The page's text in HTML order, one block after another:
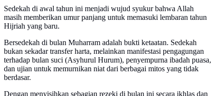
Sedekah di awal tahun ini menjadi wujud syukur bahwa Allah
masih memberikan umur panjang untuk memasuki lembaran tahun
Hijriah yang baru.
Bersedekah di bulan Muharram adalah bukti ketaatan. Sedekah
bukan sekadar transfer harta, melainkan manifestasi pengagungan
terhadap bulan suci (Asyhurul Hurum), penyempurna ibadah puasa,
dan ujian untuk memurnikan niat dari berbagai mitos yang tidak
berdasar.
Dengan menyisihkan sebagian rezeki di bulan ini secara ikhlas dan